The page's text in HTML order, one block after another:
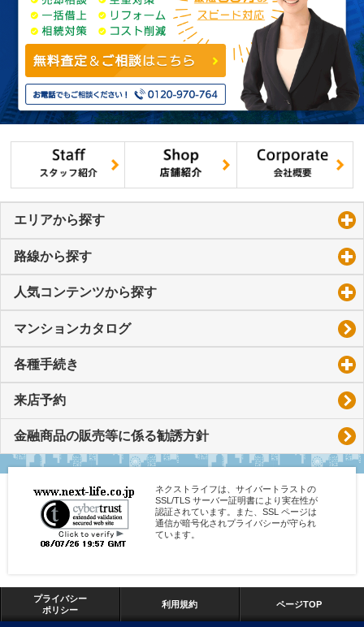
エリアから探す
路線から探す
人気コンテンツから探す
マンションカタログ
各種手続き
来店予約
金融商品の販売等に係る勧誘方針
ネクストライフは、サイバートラストの
SSL/TLS サーバー証明書により実在性が
認証されています。また、SSL ページは
通信が暗号化されプライバシーが守られ
ています。
プライバシー
ポリシー
利用規約 ページTOP